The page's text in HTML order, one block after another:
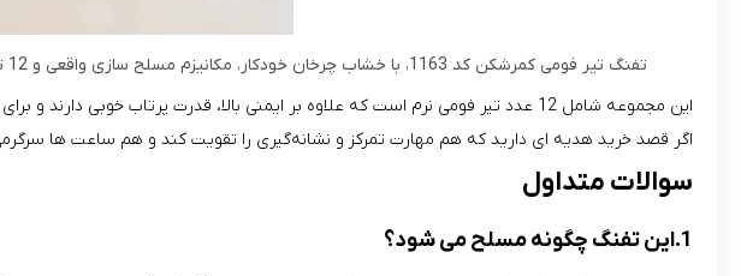
تفنگ تیر فومی کمرشکن کد 1163، با خشاب چرخان خودکار، مکانیزم مسلح‌ سازی واقعی و 12 تیر فومی نرم، بهترین انتخاب برای تجربه یک نبرد دوستانه و تقویت مهارت نشانه‌ گیری کودکان بالای 8 سال است.
این مجموعه شامل 12 عدد تیر فومی نرم است که علاوه بر ایمنی بالا، قدرت پرتاب خوبی دارند و برای کودکان 8 سال به بالا کاملاً مناسب‌ اند.
اگر قصد خرید هدیه‌ ای دارید که هم مهارت تمرکز و نشانه‌گیری را تقویت کند و هم ساعت‌ ها
سوالات متداول
1.این تفنگ چگونه مسلح می‌ شود؟